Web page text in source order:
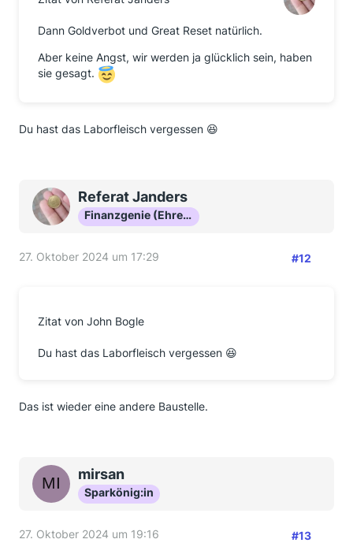
Dann Goldverbot und Great Reset natürlich.
Aber keine Angst, wir werden ja glücklich sein, haben
sie gesagt.
Du hast das Laborfleisch vergessen 😆
Referat Janders
Finanzgenie (Ehrenmitglied)
27. Oktober 2024 um 17:29 #12
Zitat von John Bogle
Du hast das Laborfleisch vergessen 😆
Das ist wieder eine andere Baustelle.
mirsan
Sparkönig:in
27. Oktober 2024 um 19:16 #13